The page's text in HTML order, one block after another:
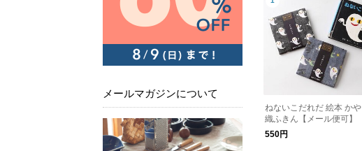
メールマガジンについて
ねないこだれだ 絵本 かや
織ふきん【メール便可】
550円